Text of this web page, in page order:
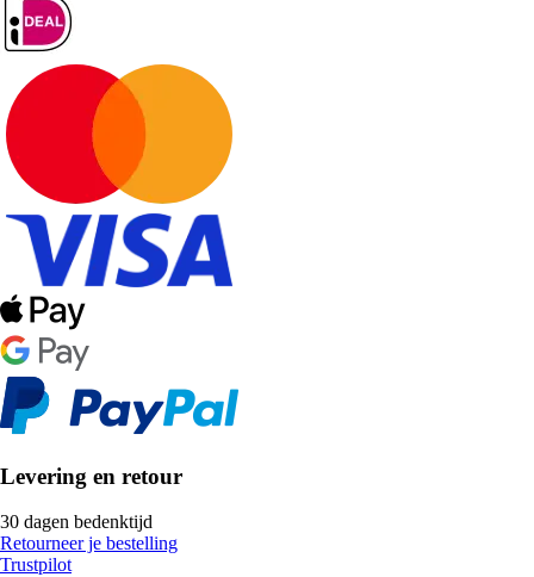
Levering en retour
30 dagen bedenktijd
Retourneer je bestelling
Trustpilot